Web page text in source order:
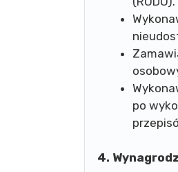
po
4.